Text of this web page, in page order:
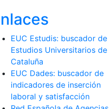
EUC Estudis: buscador de
Estudios Universitarios de
Cataluña
EUC Dades: buscador de
indicadores de inserción
laboral y satisfacción